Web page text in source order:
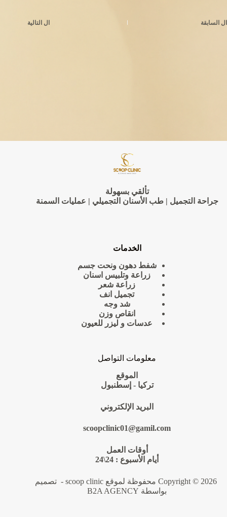
ال السابقة ال التالية
تألقي بسهولة
جراحة التجميل | طب الأسنان التجميلي | عمليات السمنة
الخدمات
شفط دهون ونحت جسم
زراعة وتلبيس اسنان
زراعة شعر
تجميل انف
شد وجه
انقاص وزن
عدسات و ليزر للعيون
معلومات التواصل
الموقع
تركيا - إسطنبول
البريد الإلكتروني
scoopclinic01@gamil.com
أوقات العمل
أيام الأسبوع : 24\24
Copyright © 2026 محفوظة لموقع scoop clinic - تصميم
بواسطة B2A AGENCY